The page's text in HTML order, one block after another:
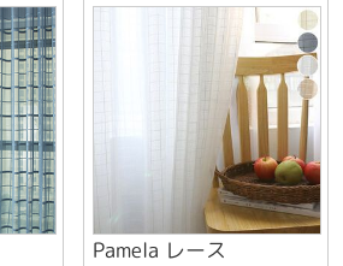
Pamela レース